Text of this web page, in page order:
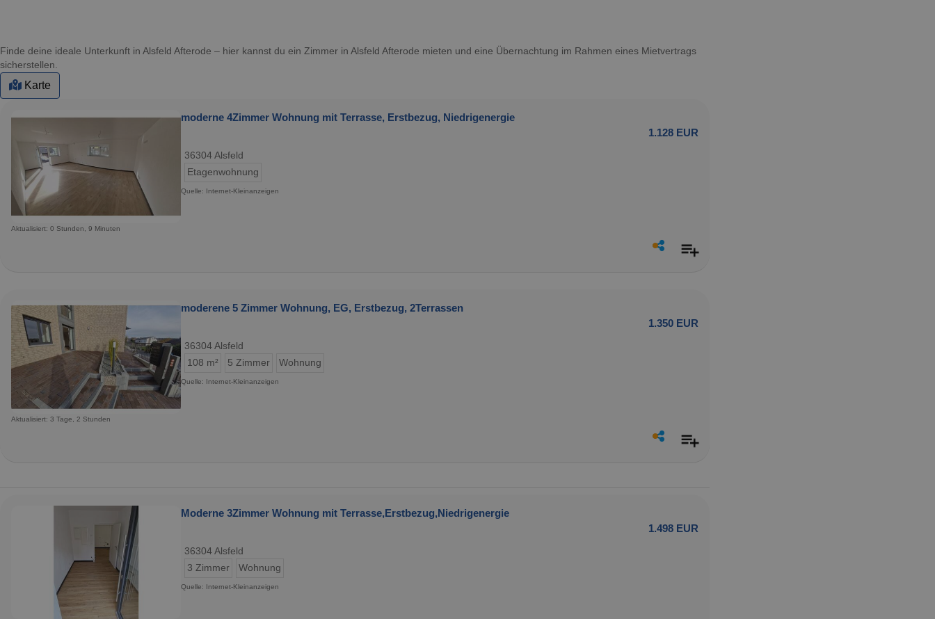
Finde deine ideale Unterkunft in Alsfeld Afterode – hier kannst du ein Zimmer in Alsfeld Afterode mieten und eine Übernachtung im Rahmen eines Mietvertrags
sicherstellen.
Karte
moderne 4Zimmer Wohnung mit Terrasse, Erstbezug, Niedrigenergie
1.128 EUR
36304 Alsfeld
Etagenwohnung
Quelle: Internet-Kleinanzeigen
Aktualisiert: 0 Stunden, 9 Minuten
moderene 5 Zimmer Wohnung, EG, Erstbezug, 2Terrassen
1.350 EUR
36304 Alsfeld
108 m²
5 Zimmer Wohnung
Quelle: Internet-Kleinanzeigen
Aktualisiert: 3 Tage, 2 Stunden
Moderne 3Zimmer Wohnung mit Terrasse,Erstbezug,Niedrigenergie
1.498 EUR
36304 Alsfeld
3 Zimmer
Wohnung
Quelle: Internet-Kleinanzeigen